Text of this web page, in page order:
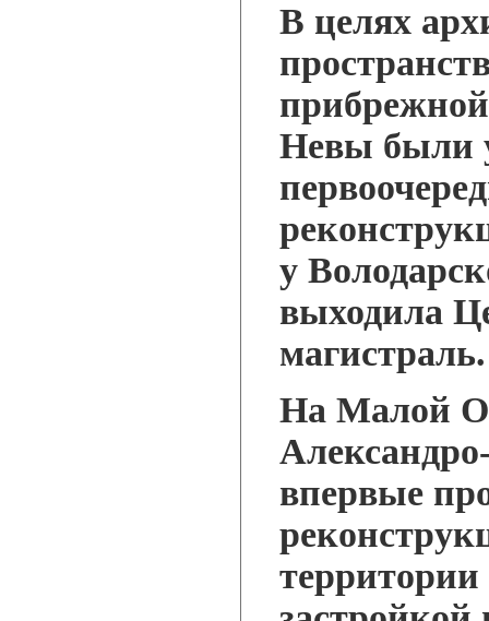
В целях
Невы были
у
выходила
магистраль.
На Малой
впервые
территории